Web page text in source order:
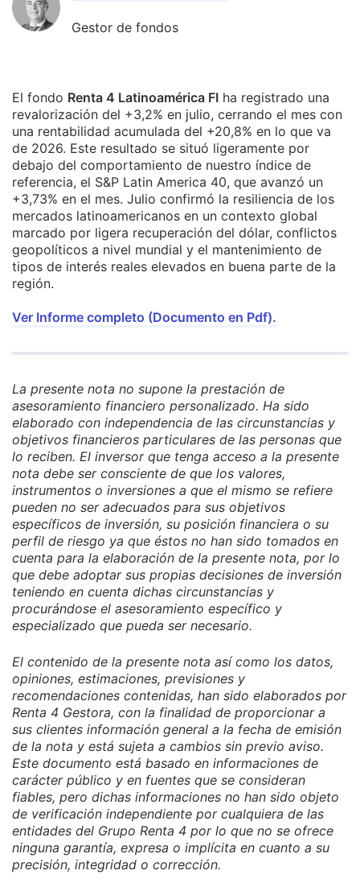
Gestor de fondos
El fondo Renta 4 Latinoamérica FI ha registrado una
revalorización del +3,2% en julio, cerrando el mes con
una rentabilidad acumulada del +20,8% en lo que va
de 2026. Este resultado se situó ligeramente por
debajo del comportamiento de nuestro índice de
referencia, el S&P Latin America 40, que avanzó un
+3,73% en el mes. Julio confirmó la resiliencia de los
mercados latinoamericanos en un contexto global
marcado por ligera recuperación del dólar, conflictos
geopolíticos a nivel mundial y el mantenimiento de
tipos de interés reales elevados en buena parte de la
región.
Ver Informe completo (Documento en Pdf).
La presente nota no supone la prestación de
asesoramiento financiero personalizado. Ha sido
elaborado con independencia de las circunstancias y
objetivos financieros particulares de las personas que
lo reciben. El inversor que tenga acceso a la presente
nota debe ser consciente de que los valores,
instrumentos o inversiones a que el mismo se refiere
pueden no ser adecuados para sus objetivos
específicos de inversión, su posición financiera o su
perfil de riesgo ya que éstos no han sido tomados en
cuenta para la elaboración de la presente nota, por lo
que debe adoptar sus propias decisiones de inversión
teniendo en cuenta dichas circunstancias y
procurándose el asesoramiento específico y
especializado que pueda ser necesario.
El contenido de la presente nota así como los datos,
opiniones, estimaciones, previsiones y
recomendaciones contenidas, han sido elaborados por
Renta 4 Gestora, con la finalidad de proporcionar a
sus clientes información general a la fecha de emisión
de la nota y está sujeta a cambios sin previo aviso.
Este documento está basado en informaciones de
carácter público y en fuentes que se consideran
fiables, pero dichas informaciones no han sido objeto
de verificación independiente por cualquiera de las
entidades del Grupo Renta 4 por lo que no se ofrece
ninguna garantía, expresa o implícita en cuanto a su
precisión, integridad o corrección.